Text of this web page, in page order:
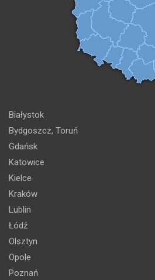
Białystok
Bydgoszcz, Toruń
Gdańsk
Katowice
Kielce
Kraków
Lublin
Łódź
Olsztyn
Opole
Poznań